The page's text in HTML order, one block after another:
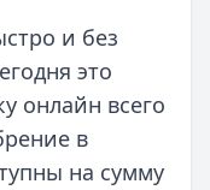
и без
это
онлайн всего
в
на сумму